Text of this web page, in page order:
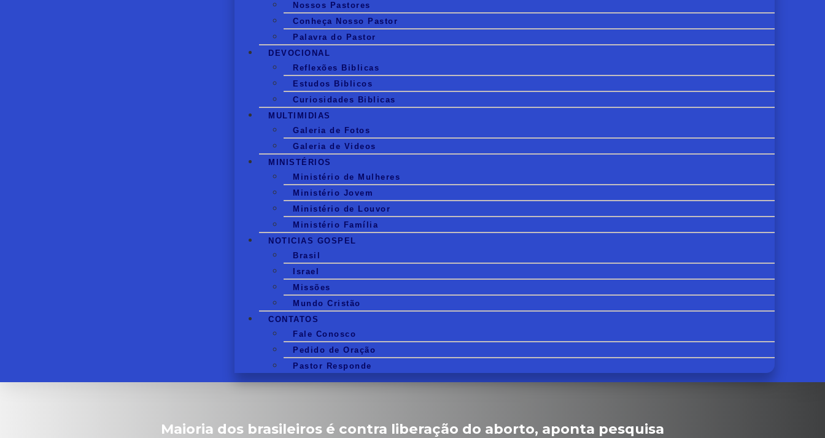
Nossos Pastores
Conheça Nosso Pastor
Palavra do Pastor
DEVOCIONAL
Reflexões Biblicas
Estudos Biblicos
Curiosidades Biblicas
MULTIMIDIAS
Galeria de Fotos
Galeria de Videos
MINISTÉRIOS
Ministério de Mulheres
Ministério Jovem
Ministério de Louvor
Ministério Família
NOTICIAS GOSPEL
Brasil
Israel
Missões
Mundo Cristão
CONTATOS
Fale Conosco
Pedido de Oração
Pastor Responde
Maioria dos brasileiros é contra liberação do aborto, aponta pesquisa